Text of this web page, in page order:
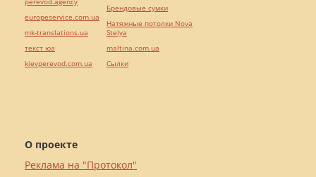
О проекте
Реклама на "Протокол"
europeservice.com.ua
mk-translations.ua
текст юа
kievperevod.com.ua
Брендовые сумки
Натяжные потолки Nova
Stelya
maltina.com.ua
Cылки